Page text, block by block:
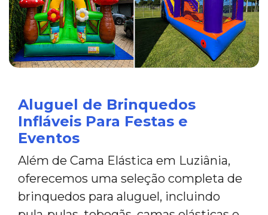
Aluguel de Brinquedos
Infláveis Para Festas e
Eventos
Além de Cama Elástica em Luziânia,
oferecemos uma seleção completa de
brinquedos para aluguel, incluindo